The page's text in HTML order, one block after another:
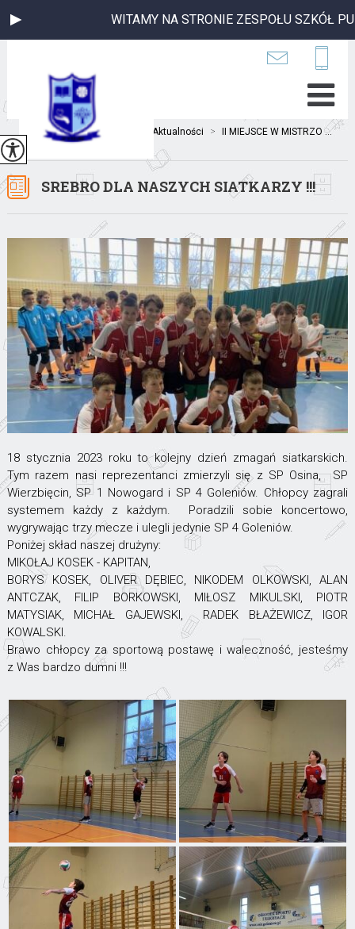
WITAMY NA STRONIE ZESPOŁU SZKÓŁ
Jesteś tutaj: Aktualności > II MIEJSCE W MISTRZO ...
SREBRO DLA NASZYCH SIATKARZY !!!
18 stycznia 2023 roku to kolejny dzień zmagań siatkarskich.
Tym razem nasi reprezentanci zmierzyli się z SP Osina, SP
Wierzbięcin, SP 1 Nowogard i SP 4 Goleniów. Chłopcy zagrali
systemem każdy z każdym. Poradzili sobie koncertowo,
wygrywając trzy mecze i ulegli jedynie SP 4 Goleniów.
Poniżej skład naszej drużyny:
MIKOŁAJ KOSEK - KAPITAN,
BORYS KOSEK, OLIVER DĘBIEC, NIKODEM OLKOWSKI, ALAN
ANTCZAK, FILIP BORKOWSKI, MIŁOSZ MIKULSKI, PIOTR
MATYSIAK, MICHAŁ GAJEWSKI, RADEK BŁAŻEWICZ, IGOR
KOWALSKI.
Brawo chłopcy za sportową postawę i waleczność, jesteśmy
z Was bardzo dumni !!!